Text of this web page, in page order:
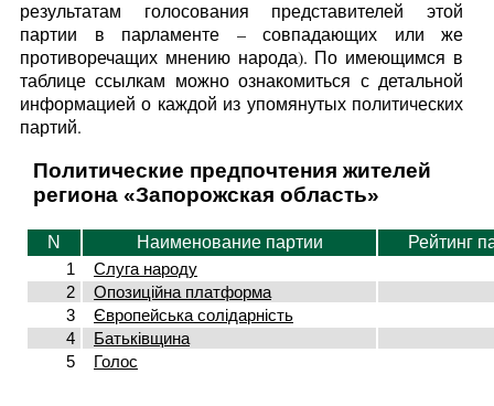
результатам голосования представителей этой
партии в парламенте – совпадающих или же
противоречащих мнению народа). По имеющимся в
таблице ссылкам можно ознакомиться с детальной
информацией о каждой из упомянутых политических
партий.
Политические предпочтения жителей
региона «Запорожская область»
N Наименование партии
Рейтинг
1
Слуга народу
2
Опозиційна платформа
3
Європейська солідарність
4
Батьківщина
5
Голос